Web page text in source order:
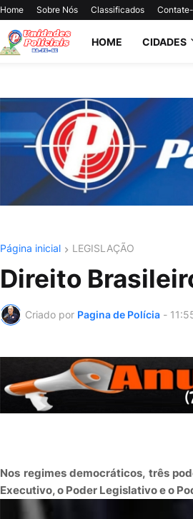
Home Sobre Nós Classificados
HOME CIDADES
Página inicial LEGISLAÇÃO
Direito
Criado por Pagina de Polícia -
Nos regimes democráticos, três
Executivo, o Poder Legislativo e o